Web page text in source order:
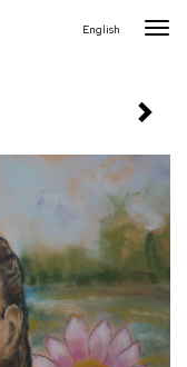
English